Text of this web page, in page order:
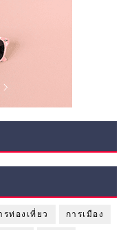
รท่องเที่ยว
การเมือง